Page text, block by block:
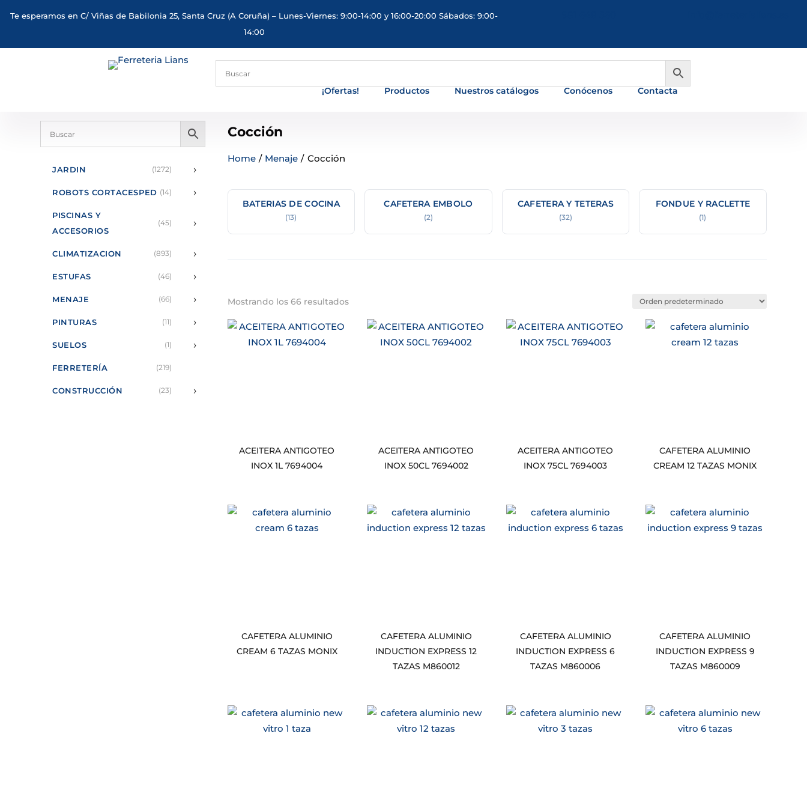
Te esperamos en C/ Viñas de Babilonia 25, Santa Cruz (A Coruña) – Lunes-Viernes: 9:00-14:00 y 16:00-20:00 Sábados: 9:00-
14:00
¡Ofertas! Productos Nuestros catálogos Conócenos Contacta
JARDIN (1272) ›
ROBOTS CORTACESPED (14) ›
PISCINAS Y
ACCESORIOS
(45) ›
CLIMATIZACION (893) ›
ESTUFAS (46) ›
MENAJE (66) ›
PINTURAS (11) ›
SUELOS (1) ›
FERRETERÍA (219)
CONSTRUCCIÓN (23) ›
Cocción
Home / Menaje / Cocción
BATERIAS DE COCINA
(13)
CAFETERA EMBOLO
(2)
CAFETERA Y TETERAS
(32)
FONDUE Y RACLETTE
(1)
Mostrando los 66 resultados
ACEITERA ANTIGOTEO
INOX 1L 7694004
ACEITERA ANTIGOTEO
INOX 50CL 7694002
ACEITERA ANTIGOTEO
INOX 75CL 7694003
CAFETERA ALUMINIO
CREAM 12 TAZAS MONIX
CAFETERA ALUMINIO
CREAM 6 TAZAS MONIX
CAFETERA ALUMINIO
INDUCTION EXPRESS 12
TAZAS M860012
CAFETERA ALUMINIO
INDUCTION EXPRESS 6
TAZAS M860006
CAFETERA ALUMINIO
INDUCTION EXPRESS 9
TAZAS M860009